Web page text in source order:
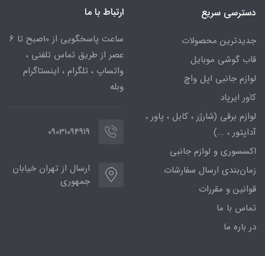
دسترسی سریع
جدیدترین محصولات
قاب گوشی موبایل
لوازم جانبی اپل واچ
کاور ایرپاد
لوازم برقی (شارژر ، کابل ، پاور ،
آداپتور ، ...)
اکسسوری و لوازم جانبی
زمان‌بندی ارسال سفارشات
قوانین و مقررات
تماس با ما
در باره ما
ارتباط با ما
ساعت پاسخگویی از 10صبح تا 6
عصر از طریق تماس تلفنی ،
واتساپ ، تلگرام ، اینستاگرام
وبله
09031094919
ارسال از تهران خیابان
جمهوری